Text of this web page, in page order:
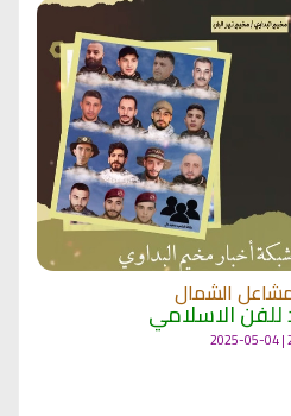
الشمال
للفن الاسلامي